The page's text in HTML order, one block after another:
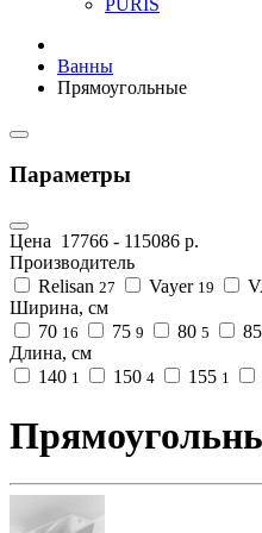
PURIS
Ванны
Прямоугольные
Параметры
Цена 17766 - 115086 р.
Производитель
Relisan 27 Vayer 19
Ширина, см
70 16 75 9 80 5 85
Длина, см
140 1 150 4 155 1